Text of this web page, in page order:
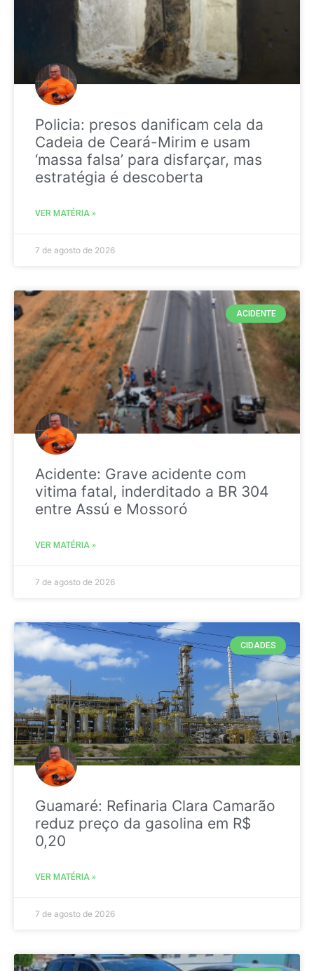
Policia: presos danificam cela da
Cadeia de Ceará-Mirim e usam
‘massa falsa’ para disfarçar, mas
estratégia é descoberta
VER MATÉRIA »
7 de agosto de 2026
ACIDENTE
Acidente: Grave acidente com
vitima fatal, inderditado a BR 304
entre Assú e Mossoró
VER MATÉRIA »
7 de agosto de 2026
CIDADES
Guamaré: Refinaria Clara Camarão
reduz preço da gasolina em R$
0,20
VER MATÉRIA »
7 de agosto de 2026